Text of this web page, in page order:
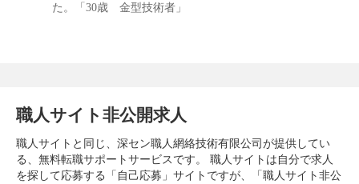
た。「30歳 金型技術者」
職人サイト非公開求人
職人サイトと同じ、深セン職人網絡技術有限公司が提供してい
る、無料転職サポートサービスです。 職人サイトは自分で求人
を探して応募する「自己応募」サイトですが、「職人サイト非公